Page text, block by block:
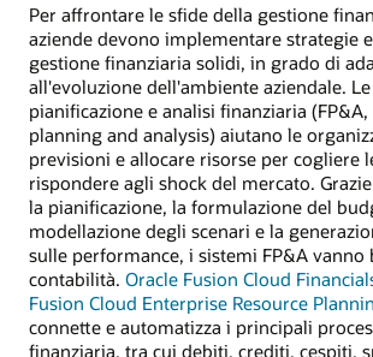
Per affrontare le sfide della gestione
aziende devono implementare strategie
gestione finanziaria solidi, in grado di
all'evoluzione dell'ambiente aziendale.
pianificazione e analisi finanziaria
planning and analysis) aiutano le
previsioni e allocare risorse per cogliere
rispondere agli shock del mercato.
la pianificazione, la formulazione del
modellazione degli scenari e la
sulle performance, i sistemi FP&A vanno
contabilità. Oracle Fusion Cloud
Fusion Cloud Enterprise Resource
connette e automatizza i principali
finanziaria, tra cui debiti, crediti, cespiti,